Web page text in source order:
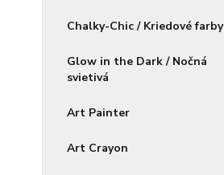
Chalky-Chic / Kriedové farby
Glow in the Dark / Nočná
svietivá
Art Painter
Art Crayon